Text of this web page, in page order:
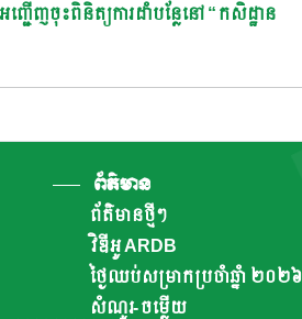
ជើញចុះពិនិត្យការដាំបន្លែនៅ “កសិដ្ឋាន
ព័ត៌មាន
ព័ត៌មានថ្មីៗ
វិឌីអូ ARDB
ថ្ងៃឈប់សម្រាកប្រចាំឆ្នាំ ២០២៦
សំណួរ-ចម្លើយ